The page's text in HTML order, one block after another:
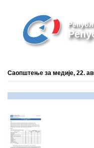
Саопштење за медије, 22.